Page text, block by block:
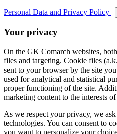
Personal Data and Privacy Policy |
Your privacy
On the GK Comarch websites,
files and targeting. Cookie files
sent to your browser by the site
used for analytical and statistical
proper functioning of the site.
marketing content to the interests
As we respect your privacy, we
technologies. You can consent to
you want to personalize your